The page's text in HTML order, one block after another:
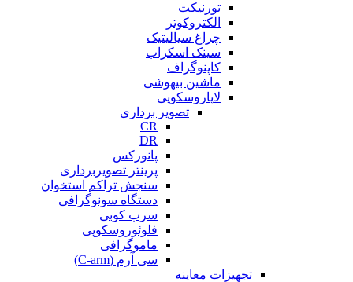
تورنیکت
الکتروکوتر
چراغ سیالیتیک
سینک اسکراب
کاپنوگراف
ماشین بیهوشی
لاپاروسکوپی
تصویر برداری
CR
DR
پانورکس
پرینتر تصویربرداری
سنجش تراکم استخوان
دستگاه سونوگرافی
سرب کوبی
فلوئوروسکوپی
ماموگرافی
سی آرم (C-arm)
تجهیزات معاینه